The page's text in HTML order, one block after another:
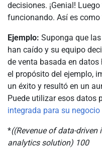
decisiones. ¡Genial!
funcionando. Así es como
Ejemplo: Suponga que
han caído y su equipo
de venta basada en
el propósito del ejemplo,
un éxito y resultó en un
Puede utilizar esos datos
integrada para su
*((Revenue of data-
analytics solution) 100